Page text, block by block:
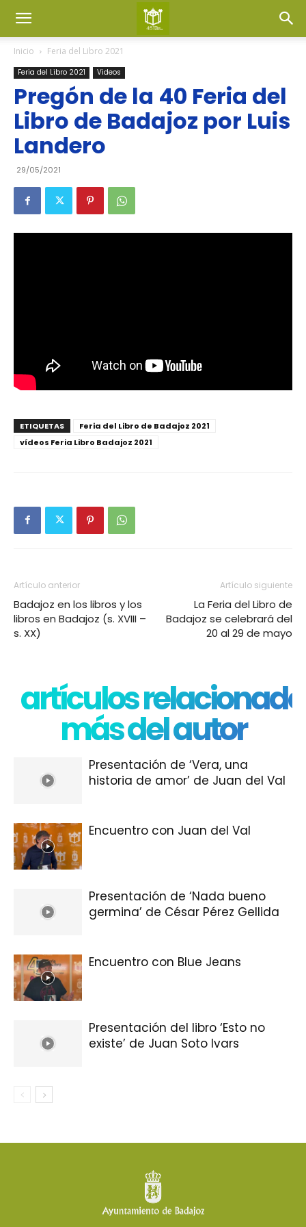
Inicio Feria del Libro 2021
Feria del Libro 2021 Videos
Pregón de la 40 Feria del
Libro de Badajoz por Luis
Landero
29/05/2021
ETIQUETAS
Feria del Libro de Badajoz 2021
vídeos Feria Libro Badajoz 2021
Artículo anterior
Badajoz en los libros y los
libros en Badajoz (s. XVIII –
s. XX)
Artículo siguiente
La Feria del Libro de
Badajoz se celebrará del
20 al 29 de mayo
artículos
más del autor
Presentación de ‘Vera, una
historia de amor’ de Juan del Val
Encuentro con Juan del Val
Presentación de ‘Nada bueno
germina’ de César Pérez Gellida
Encuentro con Blue Jeans
Presentación del libro ‘Esto no
existe’ de Juan Soto Ivars